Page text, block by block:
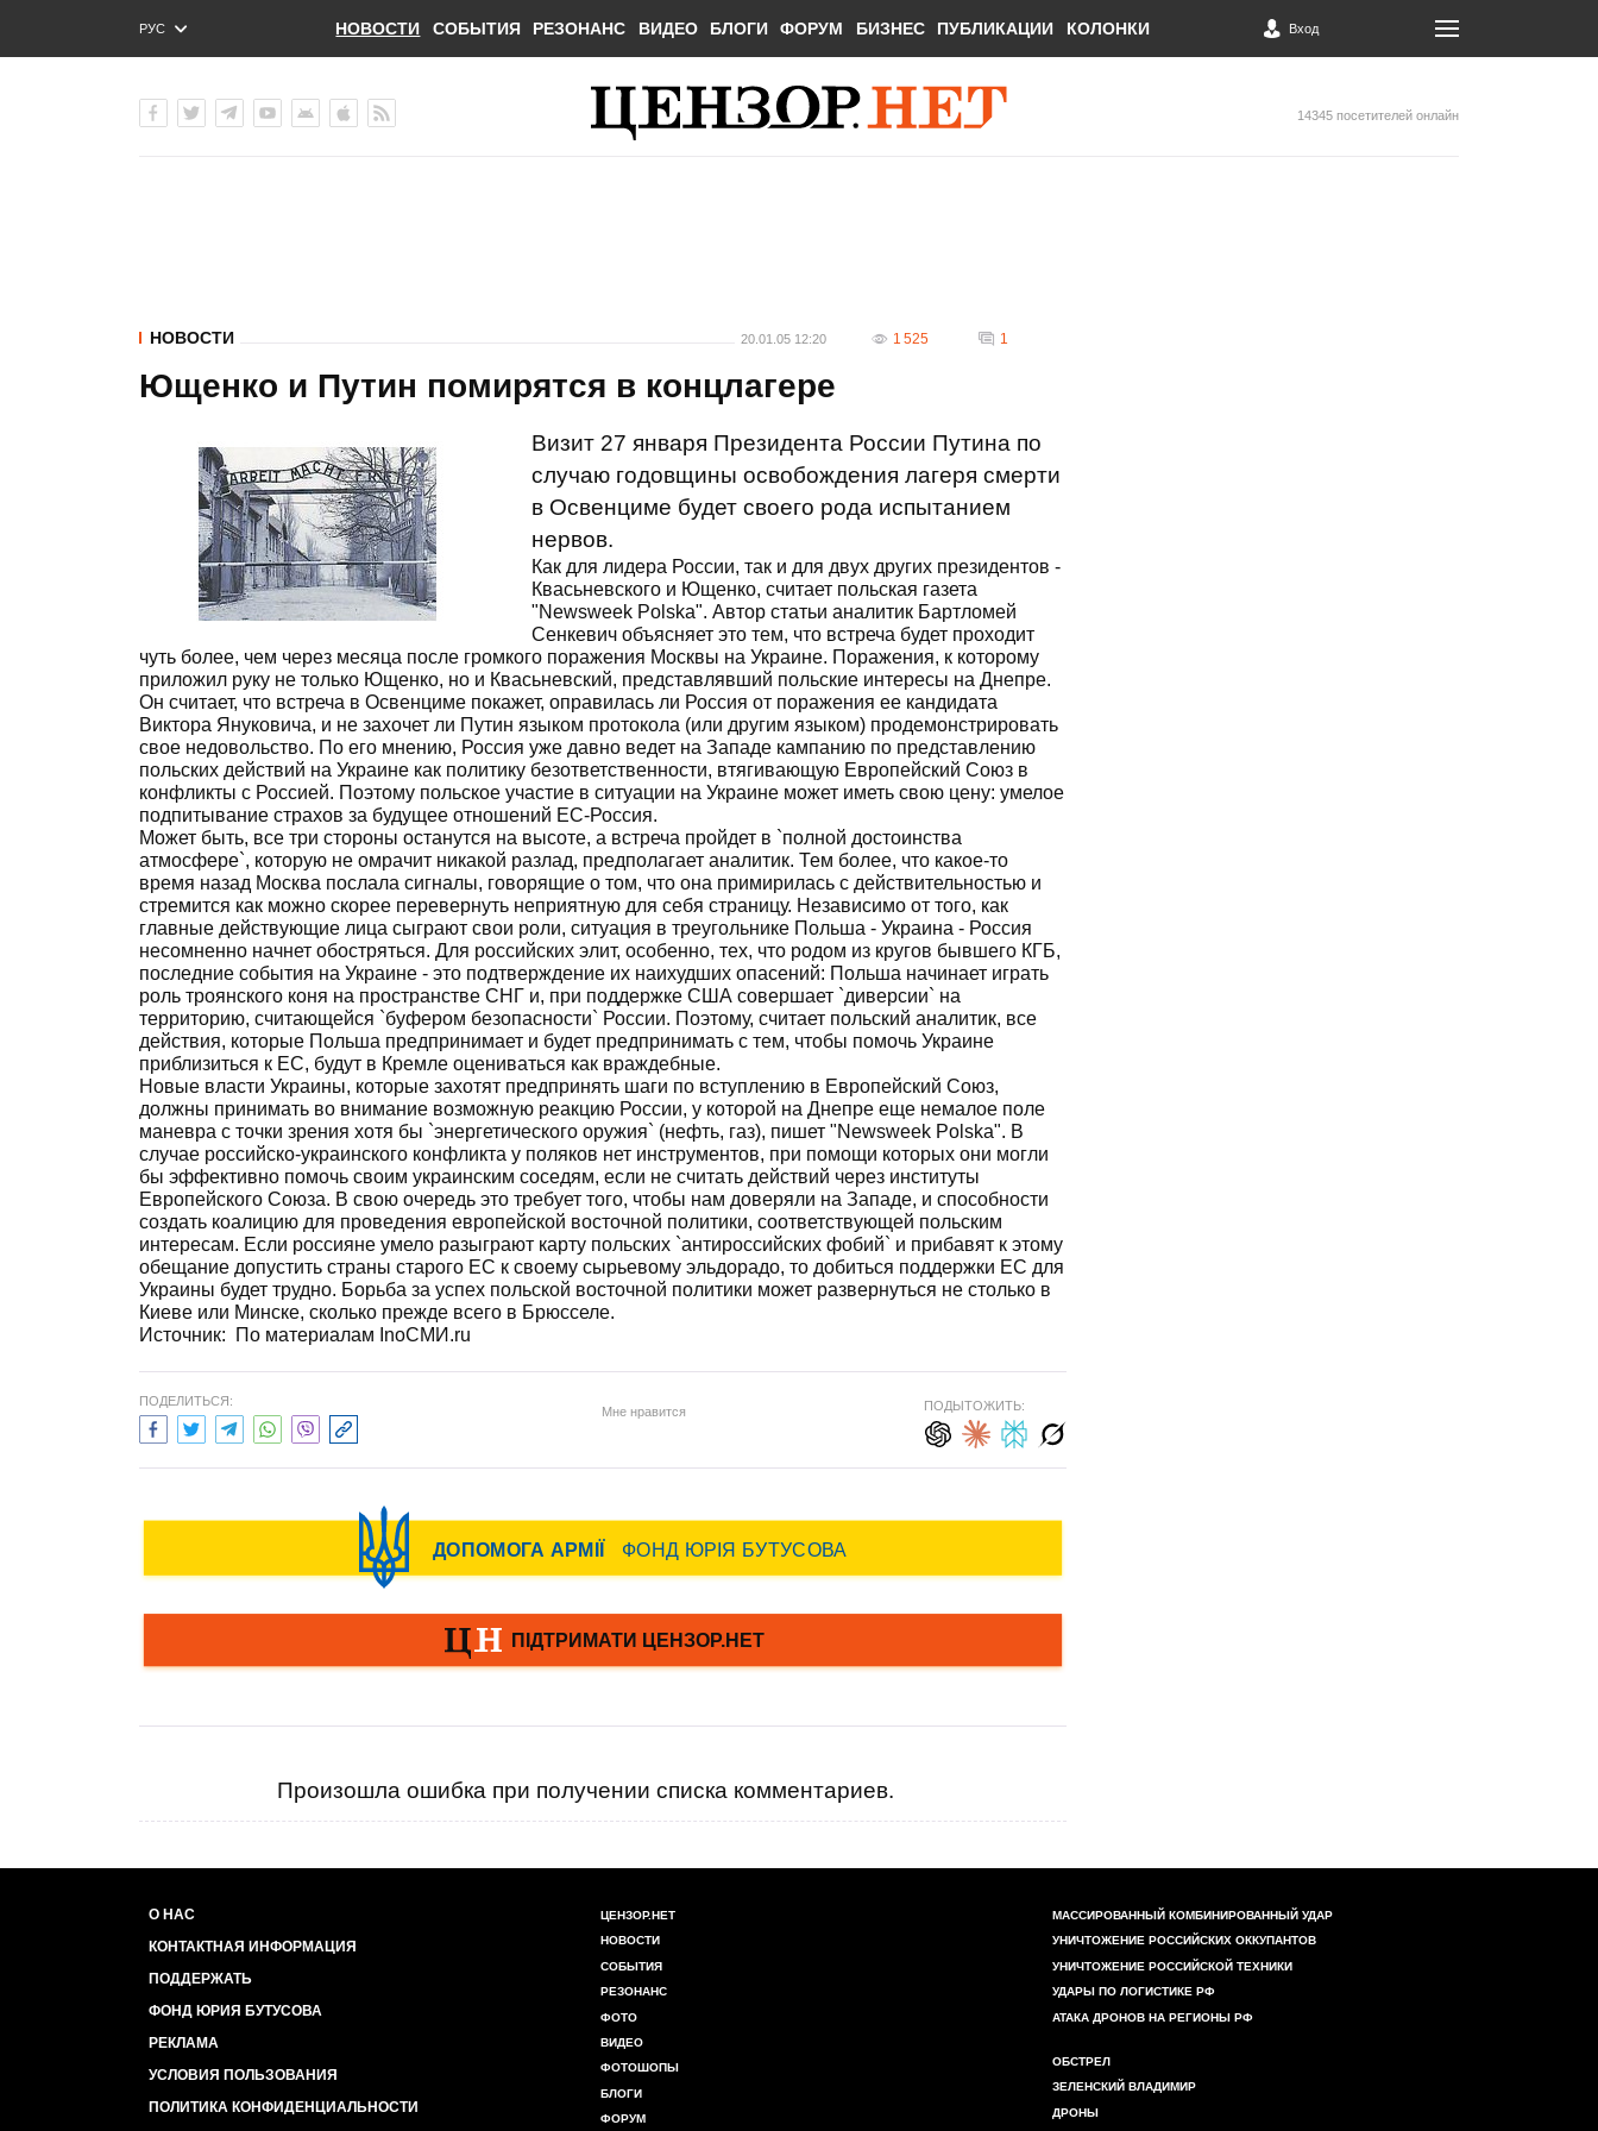
РУС
ENG
НОВОСТИ СОБЫТИЯ РЕЗОНАНС ВИДЕО БЛОГИ ФОРУМ БИЗНЕС ПУБЛИКАЦИИ КОЛОНКИ Вход
14345 посетителей онлайн
НОВОСТИ 20.01.05 12:20 1 525 1
Ющенко и Путин помирятся в концлагере
Визит 27 января Президента России Путина по
случаю годовщины освобождения лагеря смерти
в Освенциме будет своего рода испытанием
нервов.
Как для лидера России, так и для двух других президентов -
Квасьневского и Ющенко, считает польская газета
"Newsweek Polska". Автор статьи аналитик Бартломей
Сенкевич объясняет это тем, что встреча будет проходит
чуть более, чем через месяца после громкого поражения Москвы на Украине. Поражения, к которому
приложил руку не только Ющенко, но и Квасьневский, представлявший польские интересы на Днепре.
Он считает, что встреча в Освенциме покажет, оправилась ли Россия от поражения ее кандидата
Виктора Януковича, и не захочет ли Путин языком протокола (или другим языком) продемонстрировать
свое недовольство. По его мнению, Россия уже давно ведет на Западе кампанию по представлению
польских действий на Украине как политику безответственности, втягивающую Европейский Союз в
конфликты с Россией. Поэтому польское участие в ситуации на Украине может иметь свою цену: умелое
подпитывание страхов за будущее отношений ЕС-Россия.
Может быть, все три стороны останутся на высоте, а встреча пройдет в `полной достоинства
атмосфере`, которую не омрачит никакой разлад, предполагает аналитик. Тем более, что какое-то
время назад Москва послала сигналы, говорящие о том, что она примирилась с действительностью и
стремится как можно скорее перевернуть неприятную для себя страницу. Независимо от того, как
главные действующие лица сыграют свои роли, ситуация в треугольнике Польша - Украина - Россия
несомненно начнет обостряться. Для российских элит, особенно, тех, что родом из кругов бывшего КГБ,
последние события на Украине - это подтверждение их наихудших опасений: Польша начинает играть
роль троянского коня на пространстве СНГ и, при поддержке США совершает `диверсии` на
территорию, считающейся `буфером безопасности` России. Поэтому, считает польский аналитик, все
действия, которые Польша предпринимает и будет предпринимать с тем, чтобы помочь Украине
приблизиться к ЕС, будут в Кремле оцениваться как враждебные.
Новые власти Украины, которые захотят предпринять шаги по вступлению в Европейский Союз,
должны принимать во внимание возможную реакцию России, у которой на Днепре еще немалое поле
маневра с точки зрения хотя бы `энергетического оружия` (нефть, газ), пишет "Newsweek Polska". В
случае российско-украинского конфликта у поляков нет инструментов, при помощи которых они могли
бы эффективно помочь своим украинским соседям, если не считать действий через институты
Европейского Союза. В свою очередь это требует того, чтобы нам доверяли на Западе, и способности
создать коалицию для проведения европейской восточной политики, соответствующей польским
интересам. Если россияне умело разыграют карту польских `антироссийских фобий` и прибавят к этому
обещание допустить страны старого ЕС к своему сырьевому эльдорадо, то добиться поддержки ЕС для
Украины будет трудно. Борьба за успех польской восточной политики может развернуться не столько в
Киеве или Минске, сколько прежде всего в Брюсселе.
Источник:
По материалам InoСМИ.ru
ПОДЕЛИТЬСЯ:
Мне нравится ПОДЫТОЖИТЬ:
Произошла ошибка при получении списка комментариев.
О НАС
КОНТАКТНАЯ ИНФОРМАЦИЯ
ПОДДЕРЖАТЬ
ФОНД ЮРИЯ БУТУСОВА
РЕКЛАМА
УСЛОВИЯ ПОЛЬЗОВАНИЯ
ПОЛИТИКА КОНФИДЕНЦИАЛЬНОСТИ
ЦЕНЗОР.НЕТ
НОВОСТИ
СОБЫТИЯ
РЕЗОНАНС
ФОТО
ВИДЕО
ФОТОШОПЫ
БЛОГИ
ФОРУМ
МАССИРОВАННЫЙ КОМБИНИРОВАННЫЙ УДАР
УНИЧТОЖЕНИЕ РОССИЙСКИХ ОККУПАНТОВ
УНИЧТОЖЕНИЕ РОССИЙСКОЙ ТЕХНИКИ
УДАРЫ ПО ЛОГИСТИКЕ РФ
АТАКА ДРОНОВ НА РЕГИОНЫ РФ
ОБСТРЕЛ
ЗЕЛЕНСКИЙ ВЛАДИМИР
ДРОНЫ